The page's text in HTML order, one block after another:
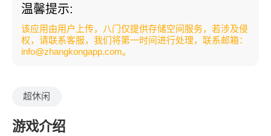
温馨提示:
该应用由用户上传，八门仅提供存储空间服务，若涉及侵
权，请联系客服，我们将第一时间进行处理，联系邮箱：
info@zhangkongapp.com。
超休闲
游戏介绍